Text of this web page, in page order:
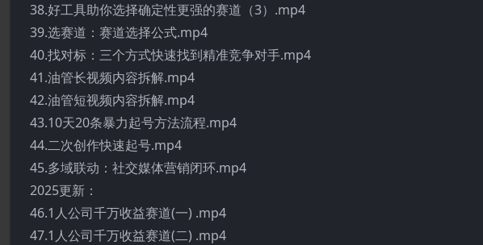
38.好工具助你选择确定性更强的赛道（3）.mp4
39.选赛道：赛道选择公式.mp4
40.找对标：三个方式快速找到精准竞争对手.mp4
41.油管长视频内容拆解.mp4
42.油管短视频内容拆解.mp4
43.10天20条暴力起号方法流程.mp4
44.二次创作快速起号.mp4
45.多域联动：社交媒体营销闭环.mp4
2025更新：
46.1人公司千万收益赛道(一) .mp4
47.1人公司千万收益赛道(二) .mp4